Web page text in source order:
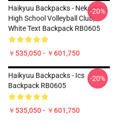
Haikyuu Backpacks - Nekoma
High School Volleyball Club,
White Text Backpack RB0605
￥535,050 - ￥601,750
-20%
Haikyuu Backpacks - Ics
Backpack RB0605
￥535,050 - ￥601,750
-20%